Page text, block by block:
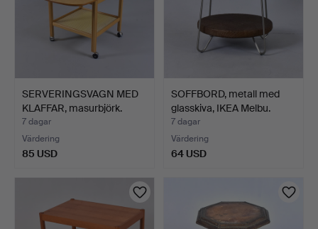
SERVERINGSVAGN MED
KLAFFAR, masurbjörk.
7 dagar
Värdering
85 USD
SOFFBORD, metall med
glasskiva, IKEA Melbu.
7 dagar
Värdering
64 USD